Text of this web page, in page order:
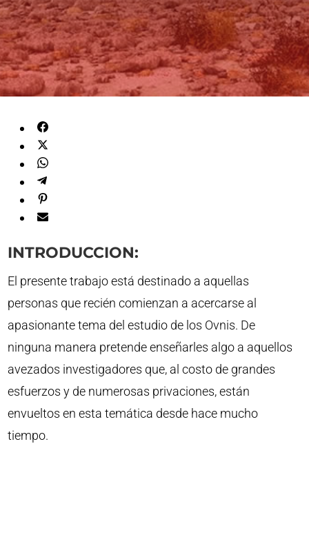
INTRODUCCION:
El presente trabajo está destinado a aquellas
personas que recién comienzan a acercarse al
apasionante tema del estudio de los Ovnis. De
ninguna manera pretende enseñarles algo a aquellos
avezados investigadores que, al costo de grandes
esfuerzos y de numerosas privaciones, están
envueltos en esta temática desde hace mucho
tiempo.